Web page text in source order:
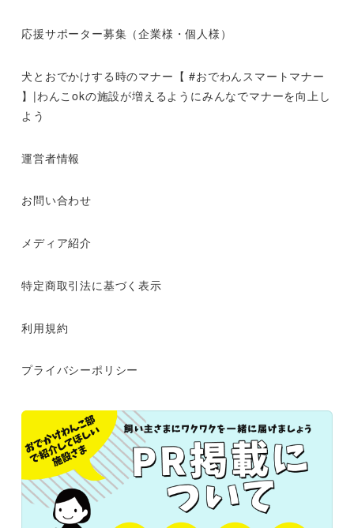
応援サポーター募集（企業様・個人様）
犬とおでかけする時のマナー【 #おでわんスマートマナー
】|わんこokの施設が増えるようにみんなでマナーを向上し
よう
運営者情報
お問い合わせ
メディア紹介
特定商取引法に基づく表示
利用規約
プライバシーポリシー